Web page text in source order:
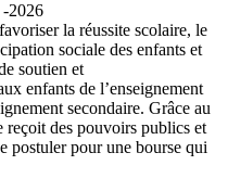
2026
la réussite scolaire, le
sociale des enfants et
soutien et
enfants de l’enseignement
secondaire. Grâce au
reçoit des pouvoirs publics et
postuler pour une bourse qui